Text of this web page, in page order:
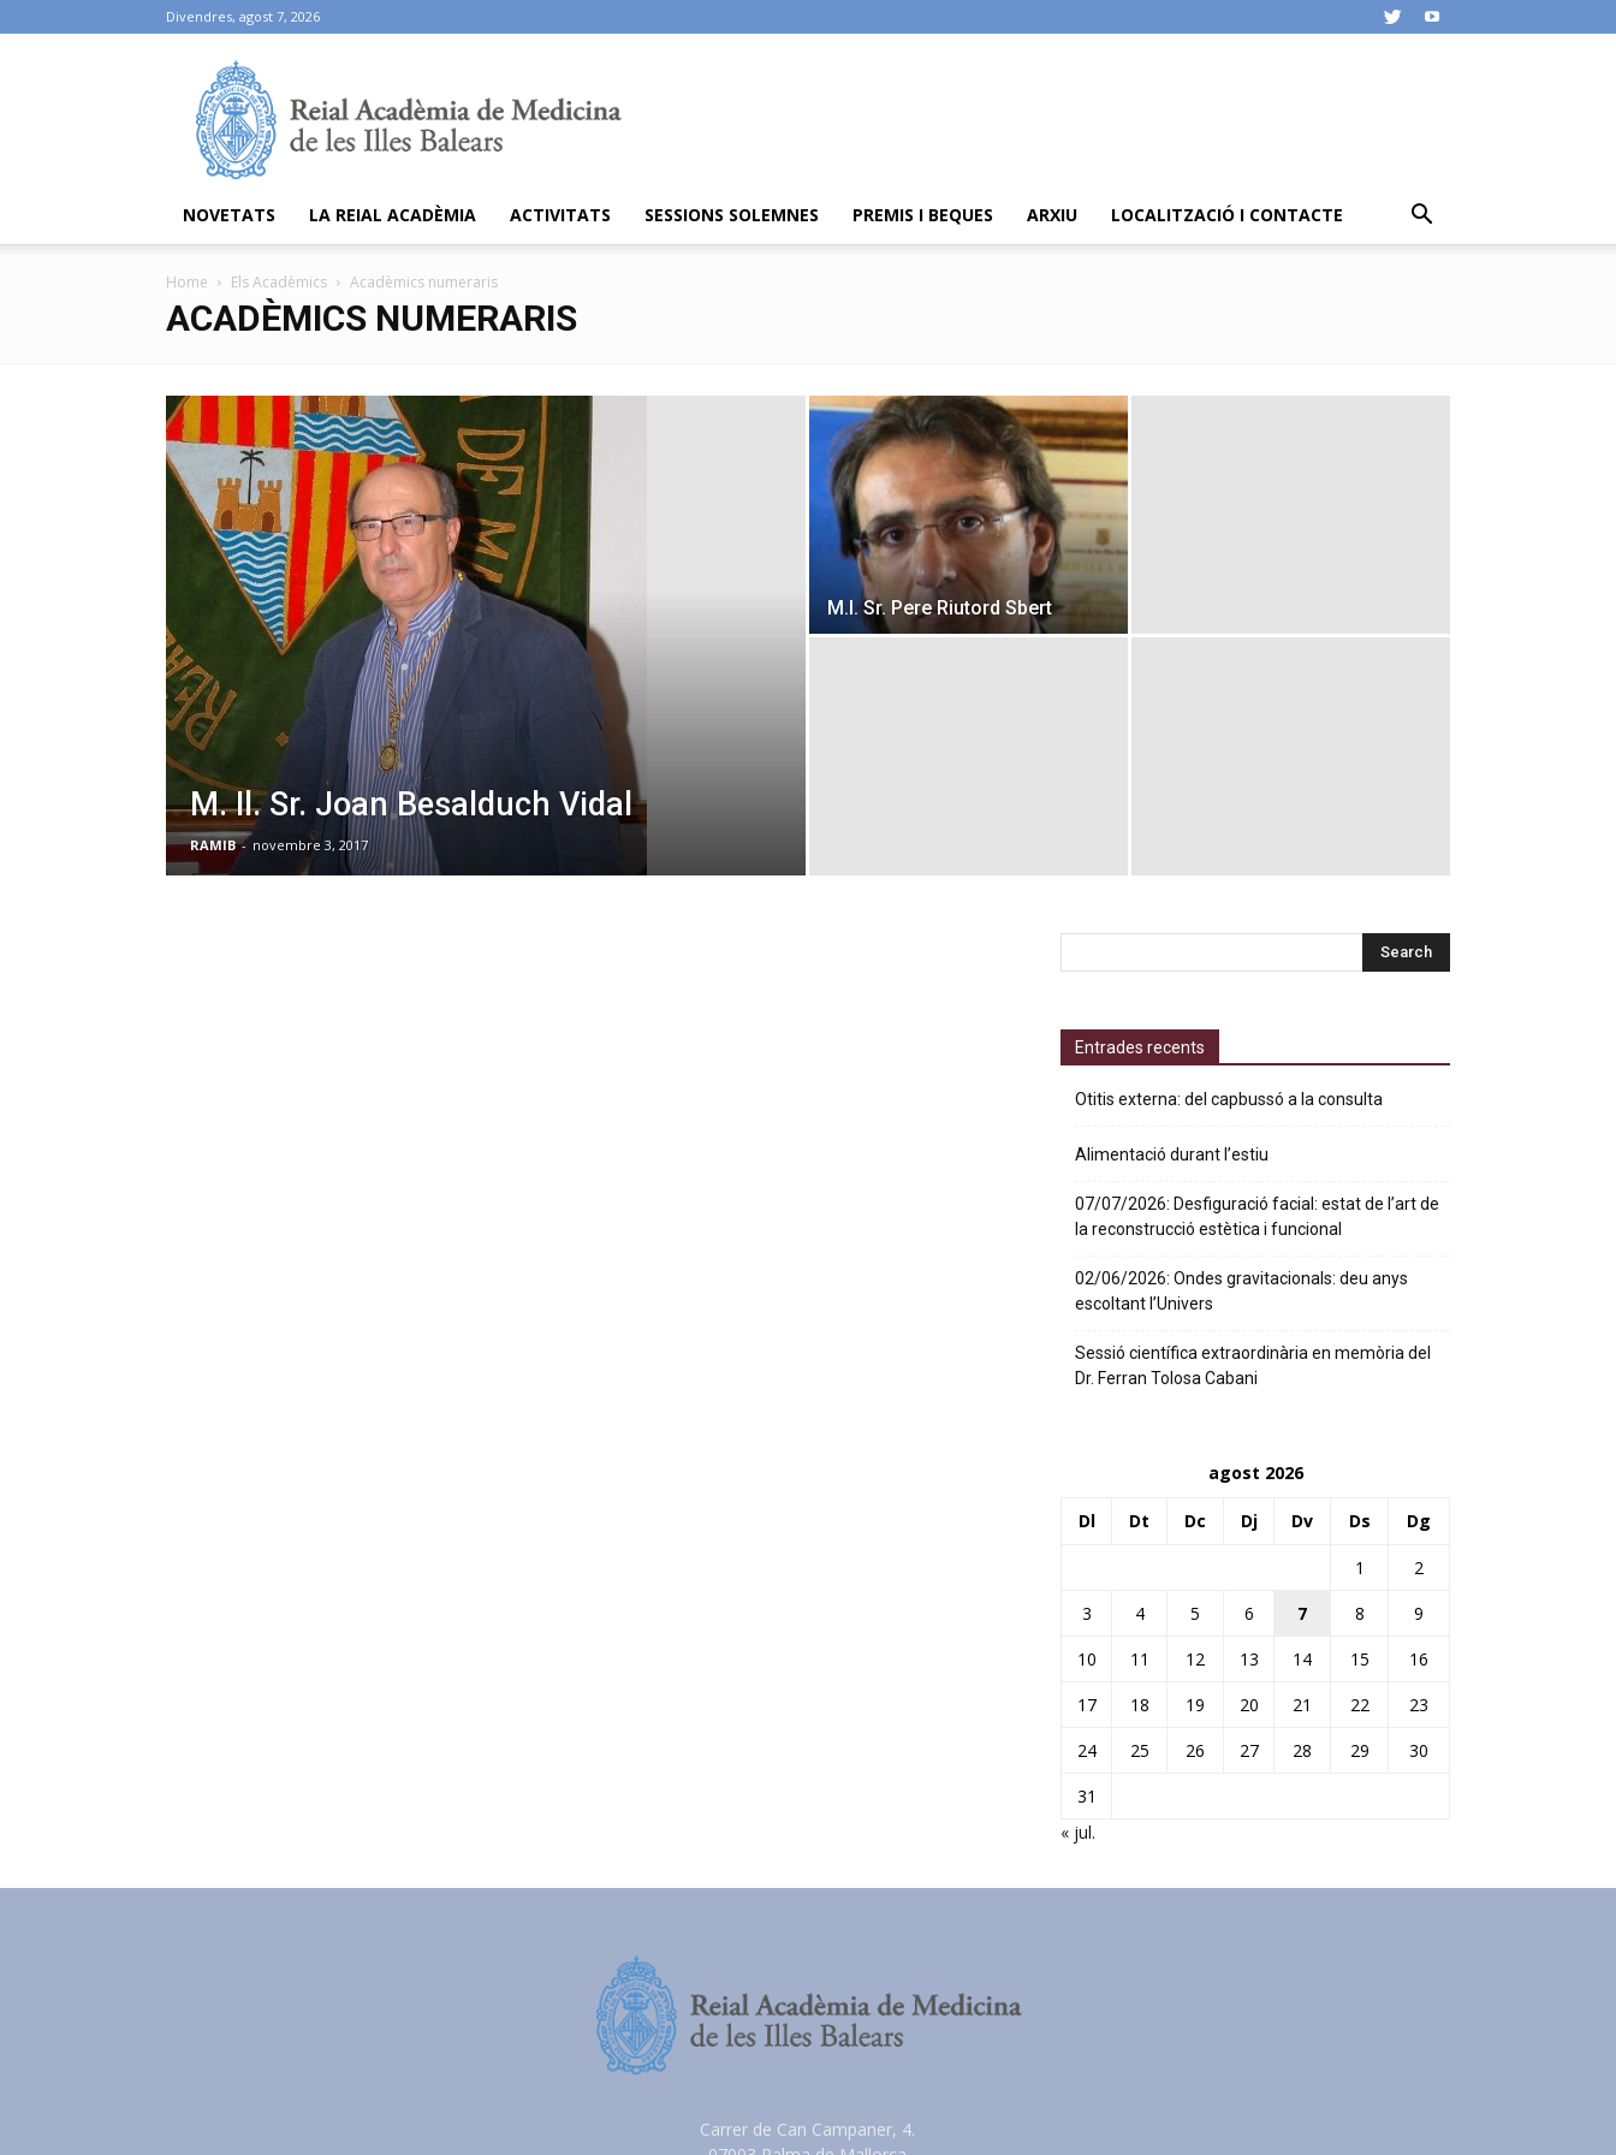
Divendres, agost 7, 2026
NOVETATS LA REIAL ACADÈMIA ACTIVITATS SESSIONS SOLEMNES PREMIS I BEQUES ARXIU LOCALITZACIÓ I CONTACTE
Home Els Acadèmics Acadèmics numeraris
ACADÈMICS NUMERARIS
M. Il. Sr. Joan Besalduch Vidal
RAMIB - novembre 3, 2017
M.I. Sr. Pere Riutord Sbert
Entrades recents
Otitis externa: del capbussó a la consulta
Alimentació durant l’estiu
07/07/2026: Desfiguració facial: estat de l’art de
la reconstrucció estètica i funcional
02/06/2026: Ondes gravitacionals: deu anys
escoltant l’Univers
Sessió científica extraordinària en memòria del
Dr. Ferran Tolosa Cabani
agost 2026
Dl Dt Dc Dj Dv Ds Dg
1
2
3
4 5 6 7 8
9
10
11 12 13 14 15
16
17
18 19 20 21 22
23
24
25 26 27 28 29
30
31
« jul.
Carrer de Can Campaner, 4.